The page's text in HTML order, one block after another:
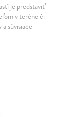
je predstaviť
v teréne či
súvisiace